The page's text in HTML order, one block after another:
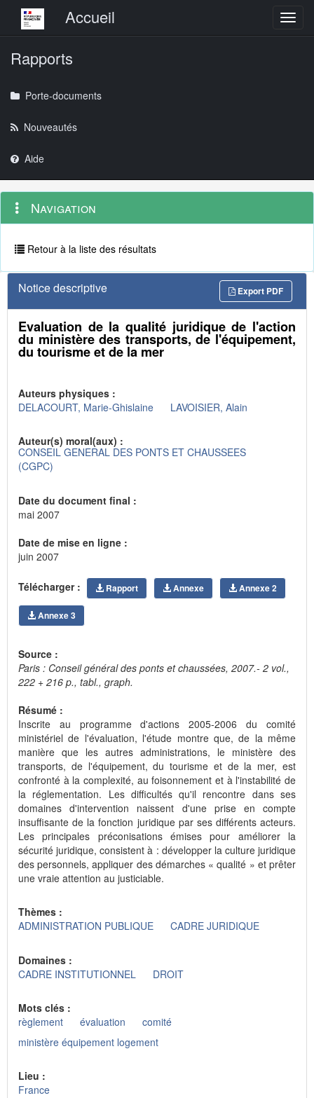
Menu principalAccueil
Rapports
Porte-documents
Nouveautés
Aide
Navigation
outils
Menu
contextuel
Navigation
Retour à la liste des résultats
Notice descriptive Export PDF
Evaluation de la qualité juridique de l'action
du ministère des transports, de l'équipement,
du tourisme et de la mer
Auteurs physiques :
DELACOURT, Marie-Ghislaine
LAVOISIER, Alain
Auteur(s) moral(aux) :
CONSEIL GENERAL DES PONTS ET CHAUSSEES
(CGPC)
Date du document final :
mai 2007
Date de mise en ligne :
juin 2007
Télécharger : Rapport Annexe Annexe 2
Annexe 3
Source :
Paris : Conseil général des ponts et chaussées, 2007.- 2 vol.,
222 + 216 p., tabl., graph.
Résumé :
Inscrite au programme d'actions 2005-2006 du comité
ministériel de l'évaluation, l'étude montre que, de la même
manière que les autres administrations, le ministère des
transports, de l'équipement, du tourisme et de la mer, est
confronté à la complexité, au foisonnement et à l'instabilité de
la réglementation. Les difficultés qu'il rencontre dans ses
domaines d'intervention naissent d'une prise en compte
insuffisante de la fonction juridique par ses différents acteurs.
Les principales préconisations émises pour améliorer la
sécurité juridique, consistent à : développer la culture juridique
des personnels, appliquer des démarches « qualité » et prêter
une vraie attention au justiciable.
Thèmes :
ADMINISTRATION PUBLIQUE
CADRE JURIDIQUE
Domaines :
CADRE INSTITUTIONNEL
DROIT
Mots clés :
règlement
évaluation
comité
ministère équipement logement
Lieu :
France